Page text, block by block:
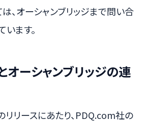
は、オーシャンブリッジまで問い合
ます。
ーシャンブリッジの連
リリースにあたり、PDQ.com社の